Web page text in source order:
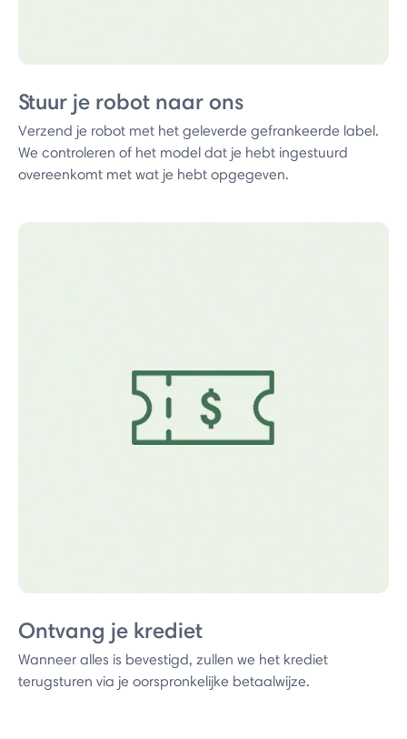
Stuur je robot naar ons
Verzend je robot met het geleverde gefrankeerde label.
We controleren of het model dat je hebt ingestuurd
overeenkomt met wat je hebt opgegeven.
Ontvang je krediet
Wanneer alles is bevestigd, zullen we het krediet
terugsturen via je oorspronkelijke betaalwijze.